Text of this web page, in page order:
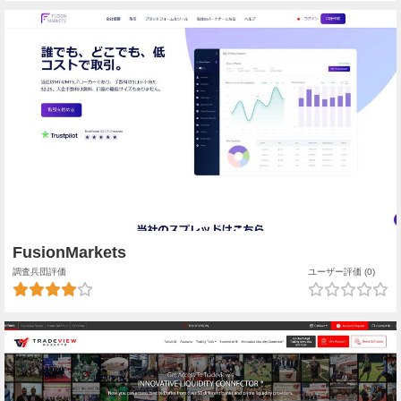
FusionMarkets
調査兵団評価 ユーザー評価 (0)